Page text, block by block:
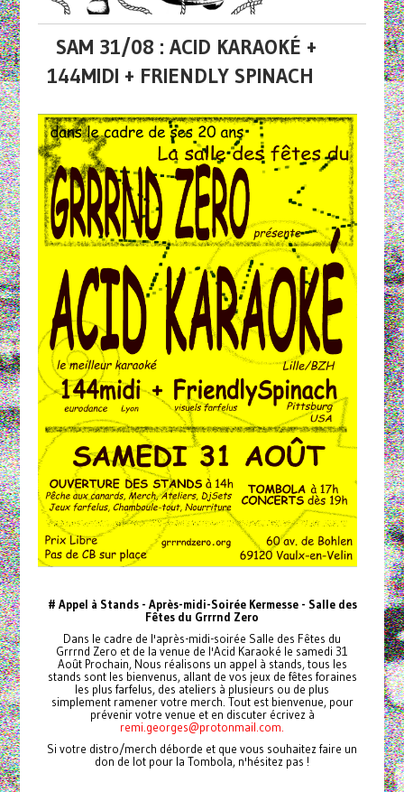
SAM 31/08 : ACID KARAOKÉ +
144MIDI + FRIENDLY SPINACH
# Appel à Stands - Après-midi-Soirée Kermesse - Salle des
Fêtes du Grrrnd Zero
Dans le cadre de l'après-midi-soirée Salle des Fêtes du
Grrrnd Zero et de la venue de l'Acid Karaoké le samedi 31
Août Prochain, Nous réalisons un appel à stands, tous les
stands sont les bienvenus, allant de vos jeux de fêtes foraines
les plus farfelus, des ateliers à plusieurs ou de plus
simplement ramener votre merch. Tout est bienvenue, pour
prévenir votre venue et en discuter écrivez à
remi.georges@protonmail.com.
Si votre distro/merch déborde et que vous souhaitez faire un
don de lot pour la Tombola, n'hésitez pas !